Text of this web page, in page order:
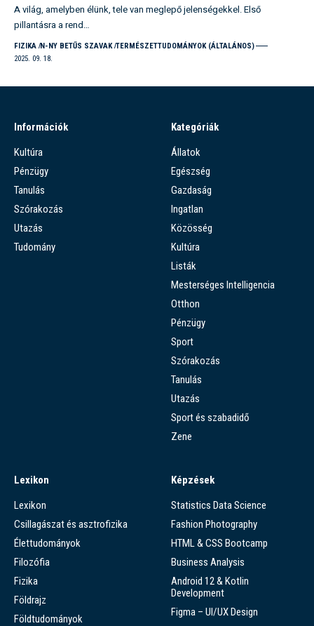
A világ, amelyben élünk, tele van meglepő jelenségekkel. Első
pillantásra a rend…
FIZIKA N-NY BETŰS SZAVAK TERMÉSZETTUDOMÁNYOK (ÁLTALÁNOS)
2025. 09. 18.
Információk
Kultúra
Pénzügy
Tanulás
Szórakozás
Utazás
Tudomány
Kategóriák
Állatok
Egészség
Gazdaság
Ingatlan
Közösség
Kultúra
Listák
Mesterséges Intelligencia
Otthon
Pénzügy
Sport
Szórakozás
Tanulás
Utazás
Sport és szabadidő
Zene
Lexikon
Lexikon
Csillagászat és asztrofizika
Élettudományok
Filozófia
Fizika
Földrajz
Földtudományok
Képzések
Statistics Data Science
Fashion Photography
HTML & CSS Bootcamp
Business Analysis
Android 12 & Kotlin
Development
Figma – UI/UX Design